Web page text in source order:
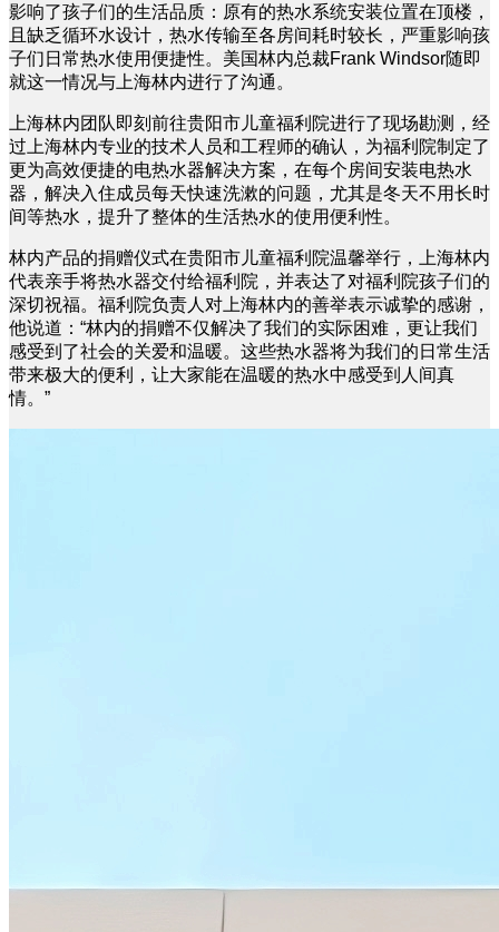
影响了孩子们的生活品质：原有的热水系统安装位置在顶楼，
且缺乏循环水设计，热水传输至各房间耗时较长，严重影响孩
子们日常热水使用便捷性。美国林内总裁Frank Windsor随即
就这一情况与上海林内进行了沟通。
上海林内团队即刻前往贵阳市儿童福利院进行了现场勘测，经
过上海林内专业的技术人员和工程师的确认，为福利院制定了
更为高效便捷的电热水器解决方案，在每个房间安装电热水
器，解决入住成员每天快速洗漱的问题，尤其是冬天不用长时
间等热水，提升了整体的生活热水的使用便利性。
林内产品的捐赠仪式在贵阳市儿童福利院温馨举行，上海林内
代表亲手将热水器交付给福利院，并表达了对福利院孩子们的
深切祝福。福利院负责人对上海林内的善举表示诚挚的感谢，
他说道：“林内的捐赠不仅解决了我们的实际困难，更让我们
感受到了社会的关爱和温暖。这些热水器将为我们的日常生活
带来极大的便利，让大家能在温暖的热水中感受到人间真
情。”